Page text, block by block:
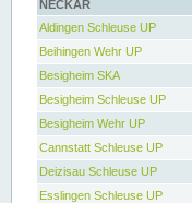
NECKAR
Aldingen Schleuse UP
Beihingen Wehr UP
Besigheim SKA
Besigheim Schleuse UP
Besigheim Wehr UP
Cannstatt Schleuse UP
Deizisau Schleuse UP
Esslingen Schleuse UP